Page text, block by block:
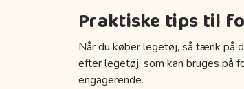
Praktiske tips til
Når du køber legetøj, så tænk på
efter legetøj, som kan bruges på
engagerende.